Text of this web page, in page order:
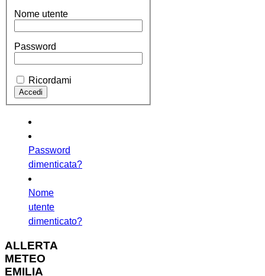
Nome utente
Password
Ricordami
Password
dimenticata?
Nome
utente
dimenticato?
ALLERTA
METEO
EMILIA